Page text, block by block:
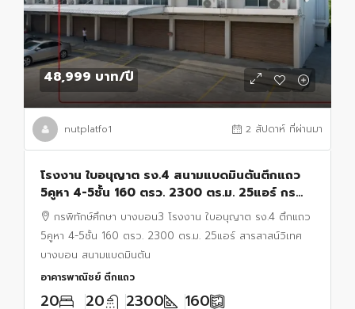
48,999 บาท/ปี
nutplatfo1 2 สัปดาห์ ที่ผ่านมา
โรงงาน ใบอนุญาต รง.4 สนามแบดมินตันตึกแถว
5คูหา 4-5ชั้น 160 ตรว. 2300 ตร.ม. 25แอร์ กร
พิทักษ์ศึกษา บางบอน3 สารสาสน์วิเทศบางบอน
กรพิทักษ์ศึกษา บางบอน3 โรงงาน ใบอนุญาต รง.4 ตึกแถว
5คูหา 4-5ชั้น 160 ตรว. 2300 ตร.ม. 25แอร์ สารสาสน์วิเทศ
บางบอน สนามแบดมินตัน
อาคารพาณิชย์ ตึกแถว
20 20 2300 160